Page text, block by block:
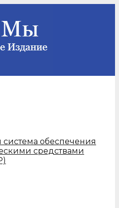
обеспечения
средствами